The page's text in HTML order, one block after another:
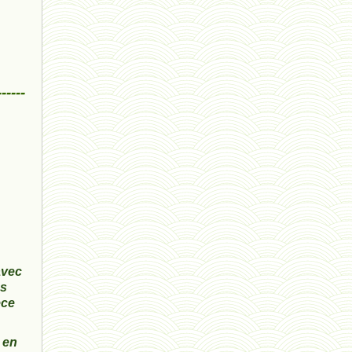
ressources 02 - 30 avril 2024*
humain 05 - 26 avril 2024*
univers 11 - 28 mars 2024*
univers 10 - 7 mars 2024*
evolution 07 - 22 février 2024 *
penser 01 - 9 février 2024 *
univers 09 V4 - 26 janvier 2024 *
Pourquoi ? 02 ( relue) - 19
vivant 08 - V2 - 18 janvier 2024 *
Pourquoi ? - 1 décembre 2023 *